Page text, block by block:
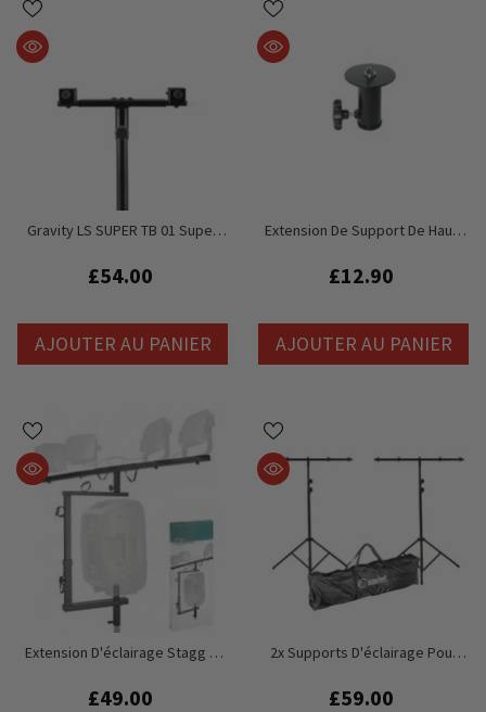
Gravity LS SUPER TB 01 Super
Trépied De 35 M
£54.00
AJOUTER AU PANIER
Extension De Support De Haut-
Adaptateur De Support D'effet
De Lumière, Chapeau Supérieur
£12.90
AJOUTER AU PANIER
Extension D'éclairage Stagg T-
£49.00
2x Supports D'éclairage Pour
TBars Inc. Sac De Transport
£59.00